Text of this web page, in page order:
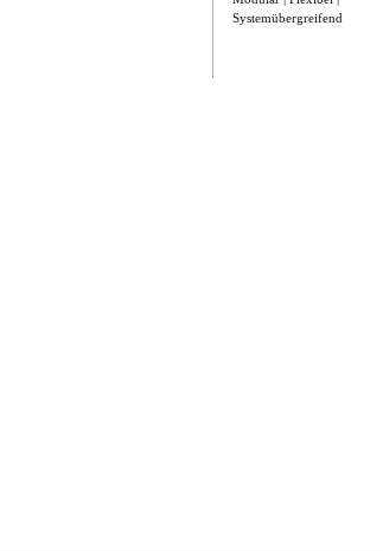
Systemübergreifend